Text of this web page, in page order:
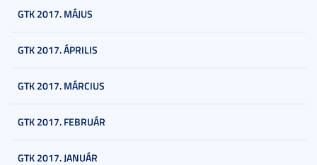
GTK 2017. MÁJUS
GTK 2017. ÁPRILIS
GTK 2017. MÁRCIUS
GTK 2017. FEBRUÁR
GTK 2017. JANUÁR